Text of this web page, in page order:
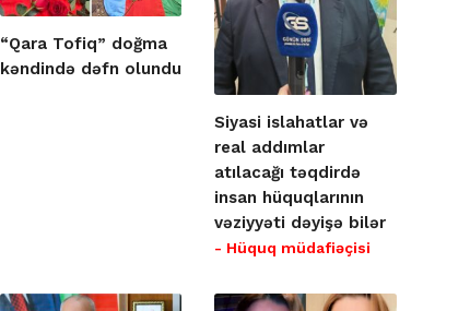
“Qara Tofiq” doğma
kəndində dəfn olundu
Siyasi islahatlar və
real addımlar
atılacağı təqdirdə
insan hüquqlarının
vəziyyəti dəyişə bilər
- Hüquq müdafiəçisi